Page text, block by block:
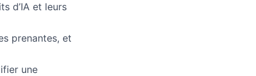
d’IA et leurs
prenantes, et
une